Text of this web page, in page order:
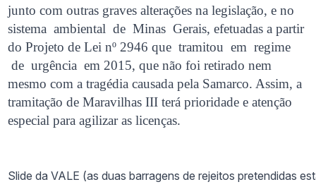
junto com outras graves alterações na legislação, e no
sistema ambiental de Minas Gerais, efetuadas a partir
do Projeto de Lei nº 2946 que tramitou em regime
de urgência em 2015, que não foi retirado nem
mesmo com a tragédia causada pela Samarco. Assim, a
tramitação de Maravilhas III terá prioridade e atenção
especial para agilizar as licenças.
Slide da VALE (as duas barragens de rejeitos pretendidas